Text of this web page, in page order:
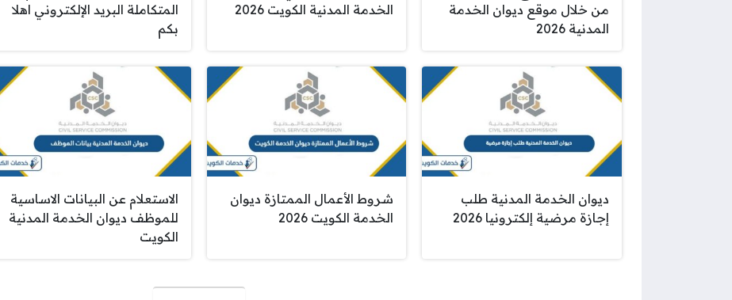
من خلال موقع ديوان الخدمة
المدنية 2026
الخدمة المدنية الكويت 2026
المتكاملة البريد الإلكتروني اهلا
بكم
ديوان الخدمة المدنية طلب
إجازة مرضية إلكترونيا 2026
شروط الأعمال الممتازة ديوان
الخدمة الكويت 2026
الاستعلام عن البيانات الاساسية
للموظف ديوان الخدمة المدنية
الكويت